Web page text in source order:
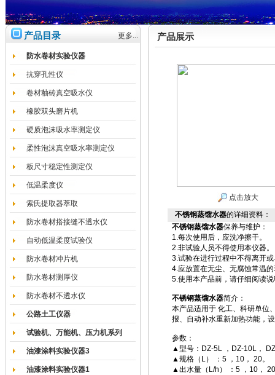
产品目录 更多...
防水卷材实验仪器
抗穿孔性仪
卷材釉砖真空吸水仪
橡胶双头磨片机
硬质泡沫吸水率测定仪
柔性泡沫真空吸水率测定仪
板尺寸稳定性测定仪
低温柔度仪
索氏提取器萃取
防水卷材搭接缝不透水仪
自动低温柔度试验仪
防水卷材冲片机
防水卷材测厚仪
防水卷材不透水仪
公路土工仪器
试验机、万能机、压力机系列
油漆涂料实验仪器3
油漆涂料实验仪器1
产品展示
点击放大
不锈钢蒸馏水器的详细资料：
不锈钢蒸馏水器保养与维护：
1.每次使用后，应洗净擦干。
2.非试验人员不得使用本仪器。
3.试验在进行过程中不得离开
4.应放置在无尘、无腐蚀常温
5.使用本产品前，请仔细阅读
不锈钢蒸馏水器简介：
本产品适用于 化工、科研单位
报、自动补水重新加热功能，
参数：
▲型号：DZ-5L ，DZ-10L，
▲规格（L） ：5 ，10， 20。
▲出水量（L/h） ：5 ，10，